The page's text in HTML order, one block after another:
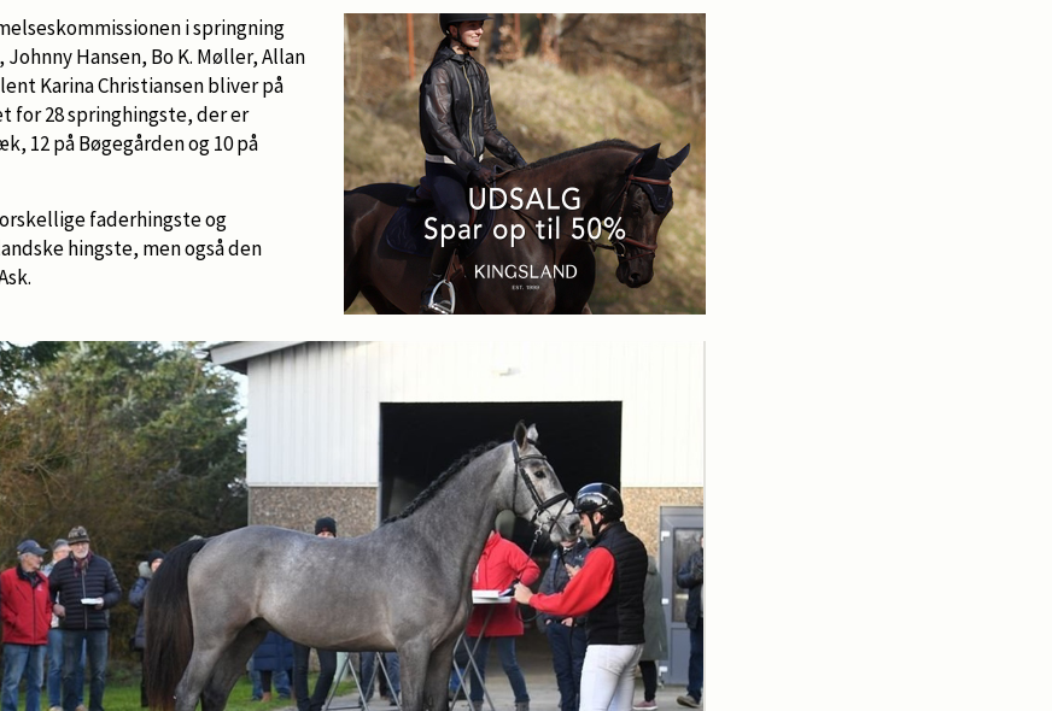
i springning
Hansen, Bo K. Møller, Allan
Karina Christiansen bliver på
28 springhingste, der er
12 på Bøgegården og 10 på
faderhingste og
hingste, men også den